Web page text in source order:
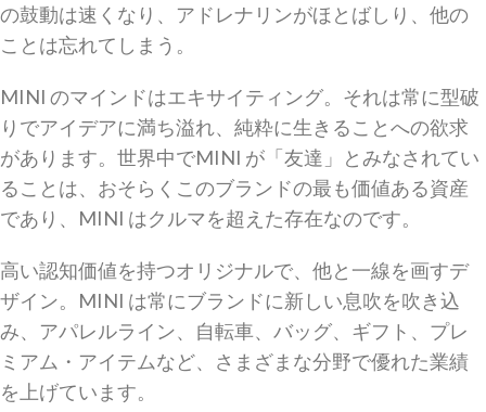
の鼓動は速くなり、アドレナリンがほとばしり、他の
ことは忘れてしまう。
MINI のマインドはエキサイティング。それは常に型破
りでアイデアに満ち溢れ、純粋に生きることへの欲求
があります。世界中でMINI が「友達」とみなされてい
ることは、おそらくこのブランドの最も価値ある資産
であり、MINI はクルマを超えた存在なのです。
高い認知価値を持つオリジナルで、他と一線を画すデ
ザイン。MINI は常にブランドに新しい息吹を吹き込
み、アパレルライン、自転車、バッグ、ギフト、プレ
ミアム・アイテムなど、さまざまな分野で優れた業績
を上げています。